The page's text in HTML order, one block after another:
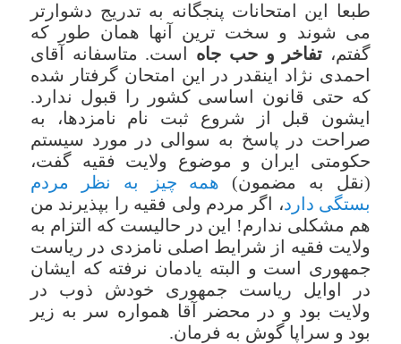
طبعا این امتحانات پنجگانه به تدریج دشوارتر
می شوند و سخت ترین آنها همان طور که
گفتم، تفاخر و حب جاه است. متاسفانه آقای
احمدی نژاد اینقدر در این امتحان گرفتار شده
که حتی قانون اساسی کشور را قبول ندارد.
ایشون قبل از شروع ثبت نام نامزدها، به
صراحت در پاسخ به سوالی در مورد سیستم
حکومتی ایران و موضوع ولایت فقیه گفت،
(نقل به مضمون) همه چیز به نظر مردم
بستگی دارد، اگر مردم ولی فقیه را بپذیرند من
هم مشکلی ندارم! این در حالیست که التزام به
ولایت فقیه از شرایط اصلی نامزدی در ریاست
جمهوری است و البته یادمان نرفته که ایشان
در اوایل ریاست جمهوری خودش ذوب در
ولایت بود و در محضر آقا همواره سر به زیر
بود و سراپا گوش به فرمان.